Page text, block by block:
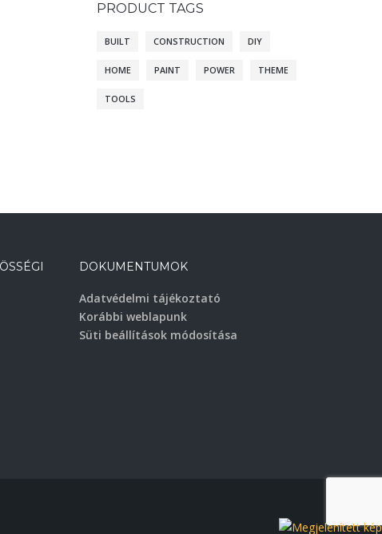
PRODUCT TAGS
BUILT CONSTRUCTION DIY
HOME PAINT POWER THEME
TOOLS
DOKUMENTUMOK
Adatvédelmi tájékoztató
Korábbi weblapunk
Süti beállítások módosítása